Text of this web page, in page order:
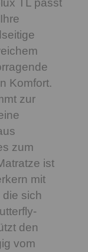
Komfort.
zur
zum
ist
mit
sich
den
vom